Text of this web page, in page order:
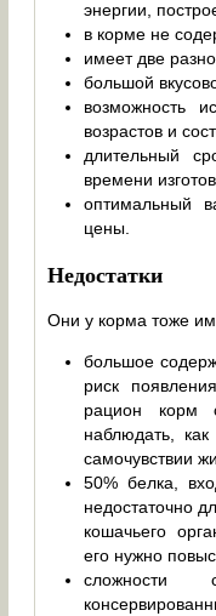
энергии,
в корме не
имеет две
большой
возможность
возрастов и
длительный
времени
оптимальный
цены.
Недостатки
Они у корма тоже
большое
риск
рацион корм
наблюдать,
самочувствии
50% белка,
недостаточно
кошачьего
его нужно